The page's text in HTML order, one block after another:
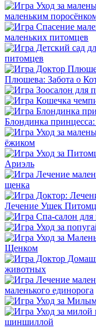
маленьким
маленьких питомцев
питомцев
Плюшева: Забота о
Блондинка
ёжиком
Ариэль
щенка
Лечение Ушек
Щенком
животных
маленького единорога
шиншиллой